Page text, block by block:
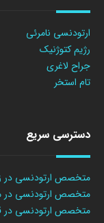
ارتودنسی نامرئی
رژیم کتوژنیک
جراح لاغری
تام استخر
دسترسی سریع
متخصص ارتودنسی در
متخصص ارتودنسی در
متخصص ارتودنسی در